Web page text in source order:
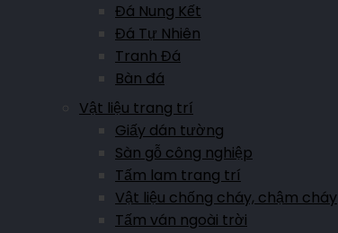
Đá Nung Kết
Đá Tự Nhiên
Tranh Đá
Bàn đá
Vật liệu trang trí
Giấy dán tường
Sàn gỗ công nghiệp
Tấm lam trang trí
Vật liệu chống cháy, chậm cháy
Tấm ván ngoài trời